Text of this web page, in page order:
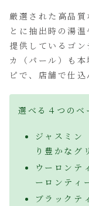
厳選された高品
とに抽出時の湯
提供しているゴ
カ（パール）も
ピで、店舗で仕込
選べる４つのベ
ジャスミ
り豊かなグ
ウーロンテ
ーロンティ
ブラックテ